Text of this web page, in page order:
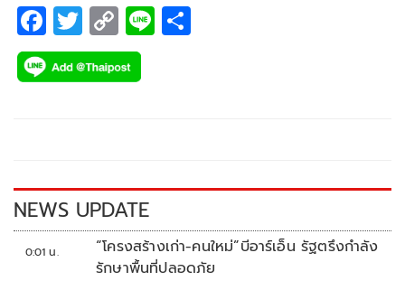
F
ac
e
k
T
wi
tt
C
o
p
k
Li
NEWS UPDATE
0:01 น.
“โครงสร้างเก่า-คนใหม่”บีอาร์เอ็น รัฐตรึงกำลัง
รักษาพื้นที่ปลอดภัย